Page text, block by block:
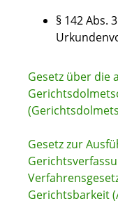
§ 142 Abs.
Gesetz über die
Gesetz zur
Gerichtsbarkeit